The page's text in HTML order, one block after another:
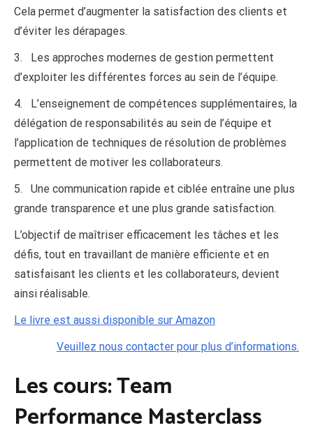
Cela permet d’augmenter la satisfaction des clients et
d’éviter les dérapages.
3. Les approches modernes de gestion permettent
d’exploiter les différentes forces au sein de l’équipe.
4. L’enseignement de compétences supplémentaires, la
délégation de responsabilités au sein de l’équipe et
l’application de techniques de résolution de problèmes
permettent de motiver les collaborateurs.
5. Une communication rapide et ciblée entraîne une plus
grande transparence et une plus grande satisfaction.
L’objectif de maîtriser efficacement les tâches et les
défis, tout en travaillant de manière efficiente et en
satisfaisant les clients et les collaborateurs, devient
ainsi réalisable.
Le livre est aussi disponible sur Amazon
Veuillez nous contacter pour plus d’informations.
Les cours: Team
Performance Masterclass